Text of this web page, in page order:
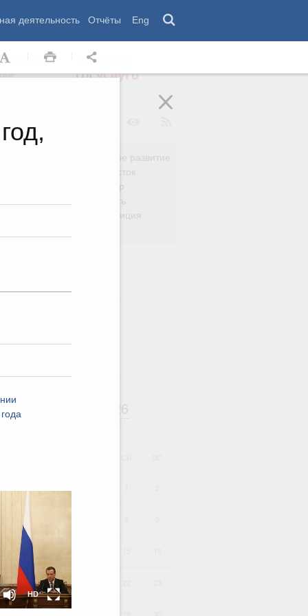
деятельность Отчёты Eng
HD
SD
Обращения
Региональное развитие
Дальний Восток
Россия и мир
Безопасность
Право и юстиция
2026
12 13
19 20